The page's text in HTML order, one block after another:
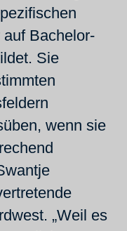
Bachelor-
Sie
wenn sie
„Weil es